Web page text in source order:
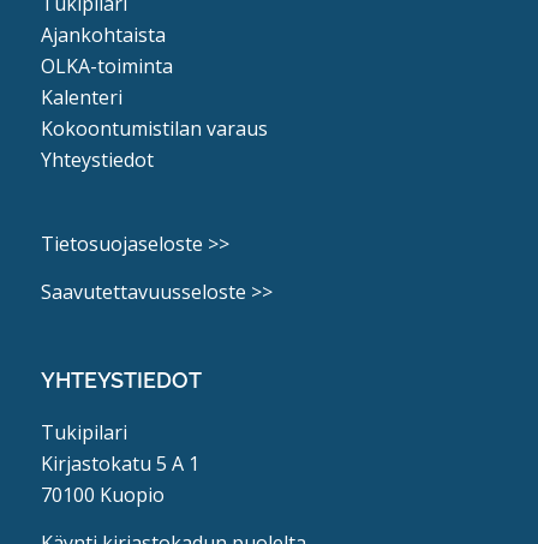
Ajankohtaista
OLKA-toiminta
Kalenteri
Kokoontumistilan varaus
Yhteystiedot
Tietosuojaseloste >>
Saavutettavuusseloste >>
YHTEYSTIEDOT
Tukipilari
Kirjastokatu 5 A 1
70100 Kuopio